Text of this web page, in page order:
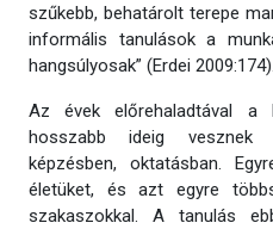
szűkebb, behatárolt terepe
informális tanulások a
hangsúlyosak” (Erdei 2009:174).
Az évek előrehaladtával a
hosszabb ideig vesznek
képzésben, oktatásban.
életüket, és azt egyre
szakaszokkal. A tanulás